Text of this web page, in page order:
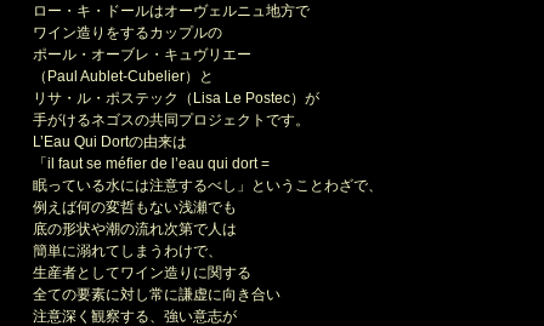
ロー・キ・ドールはオーヴェルニュ地方で
ワイン造りをするカップルの
ポール・オーブレ・キュヴリエー
（Paul Aublet-Cubelier）と
リサ・ル・ポステック（Lisa Le Postec）が
手がけるネゴスの共同プロジェクトです。
L’Eau Qui Dortの由来は
「il faut se méfier de l’eau qui dort =
眠っている水には注意するべし」ということわざで、
例えば何の変哲もない浅瀬でも
底の形状や潮の流れ次第で人は
簡単に溺れてしまうわけで、
生産者としてワイン造りに関する
全ての要素に対し常に謙虚に向き合い
注意深く観察する、強い意志が